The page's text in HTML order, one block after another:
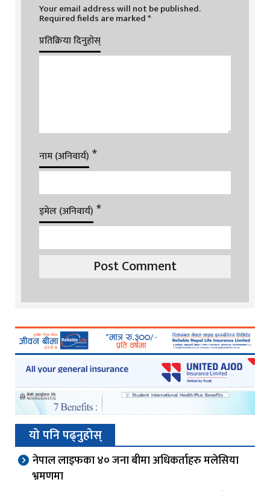
Your email address will not be published.
Required fields are marked*
प्रतिक्रिया दिनुहोस्
नाम (अनिवार्य) *
इमेल (अनिवार्य) *
यो पनि पढ्नुहोस्
नेपाल लाइफका ४० जना बीमा अधिकर्ताहरु मलेसिया
भ्रमणमा